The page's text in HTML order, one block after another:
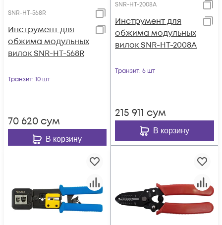
SNR-HT-568R
Инструмент для
обжима модульных
вилок SNR-HT-568R
Транзит: 10 шт
70 620 сум
В корзину
SNR-HT-2008A
Инструмент для
обжима модульных
вилок SNR-HT-2008A
Транзит: 6 шт
215 911 сум
В корзину